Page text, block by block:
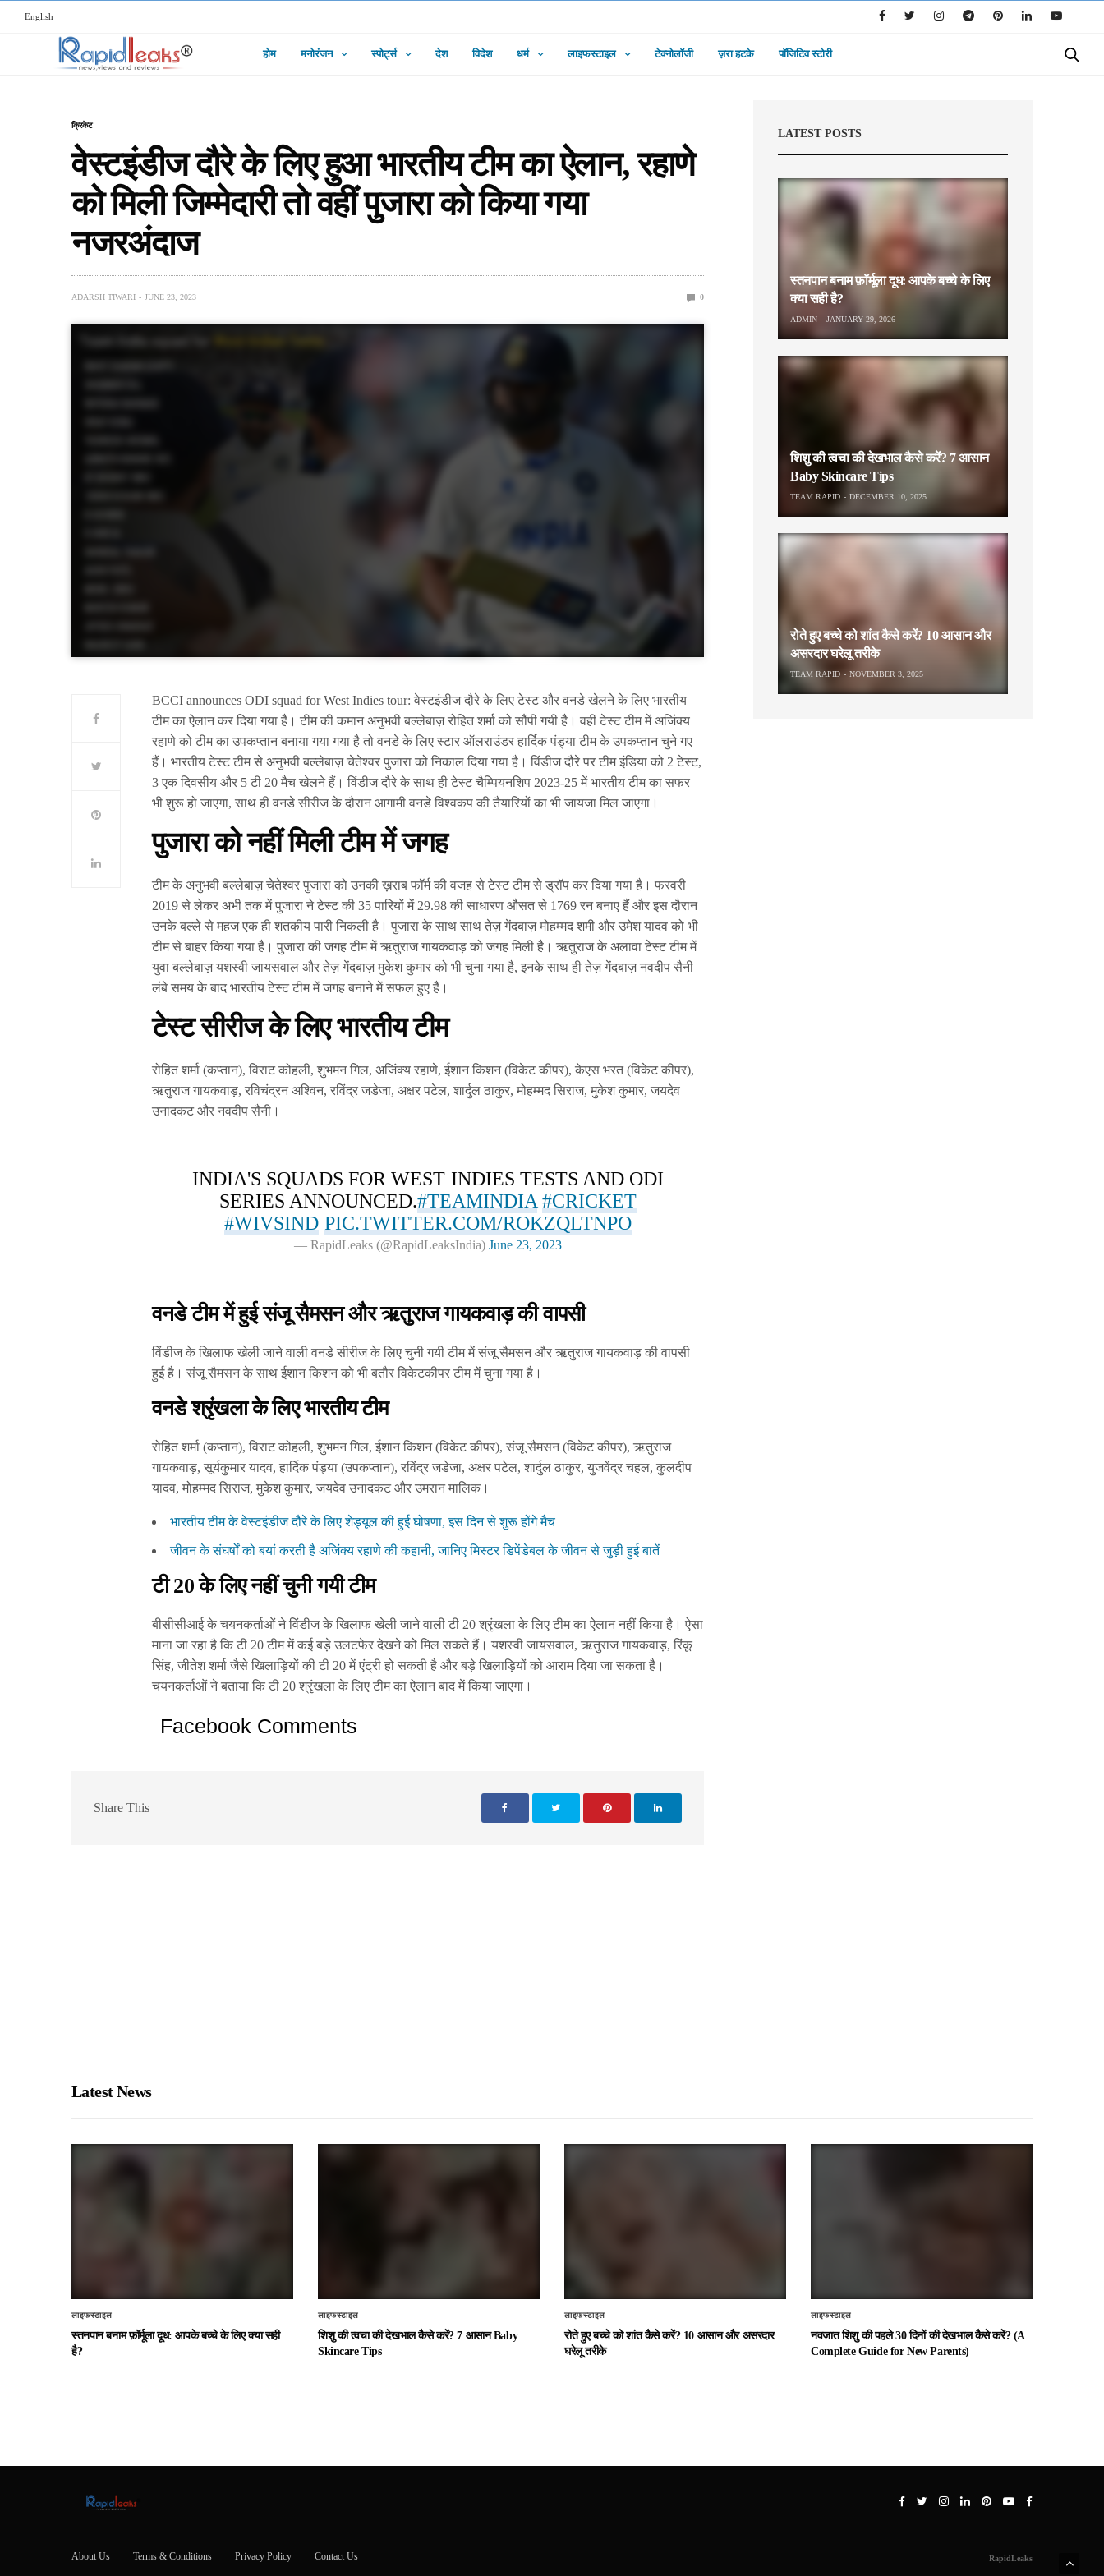
English
होम मनोरंजन स्पोर्ट्स देश विदेश धर्म लाइफस्टाइल टेक्नोलॉजी ज़रा हटके पॉजिटिव स्टोरी
क्रिकेट
वेस्टइंडीज दौरे के लिए हुआ भारतीय टीम का ऐलान, रहाणे
को मिली जिम्मेदारी तो वहीं पुजारा को किया गया
नजरअंदाज
ADARSH TIWARI JUNE 23, 2023 0
BCCI announces ODI squad for West Indies tour: वेस्टइंडीज दौरे के लिए टेस्ट और वनडे खेलने के लिए भारतीय
टीम का ऐलान कर दिया गया है। टीम की कमान अनुभवी बल्लेबाज़ रोहित शर्मा को सौंपी गयी है। वहीं टेस्ट टीम में अजिंक्य
रहाणे को टीम का उपकप्तान बनाया गया गया है तो वनडे के लिए स्टार ऑलराउंडर हार्दिक पंड्या टीम के उपकप्तान चुने गए
हैं। भारतीय टेस्ट टीम से अनुभवी बल्लेबाज़ चेतेश्वर पुजारा को निकाल दिया गया है। विंडीज दौरे पर टीम इंडिया को 2 टेस्ट,
3 एक दिवसीय और 5 टी 20 मैच खेलने हैं। विंडीज दौरे के साथ ही टेस्ट चैम्पियनशिप 2023-25 में भारतीय टीम का सफर
भी शुरू हो जाएगा, साथ ही वनडे सीरीज के दौरान आगामी वनडे विश्वकप की तैयारियों का भी जायजा मिल जाएगा।
पुजारा को नहीं मिली टीम में जगह
टीम के अनुभवी बल्लेबाज़ चेतेश्वर पुजारा को उनकी ख़राब फॉर्म की वजह से टेस्ट टीम से ड्रॉप कर दिया गया है। फरवरी
2019 से लेकर अभी तक में पुजारा ने टेस्ट की 35 पारियों में 29.98 की साधारण औसत से 1769 रन बनाए हैं और इस दौरान
उनके बल्ले से महज एक ही शतकीय पारी निकली है। पुजारा के साथ साथ तेज़ गेंदबाज़ मोहम्मद शमी और उमेश यादव को भी
टीम से बाहर किया गया है। पुजारा की जगह टीम में ऋतुराज गायकवाड़ को जगह मिली है। ऋतुराज के अलावा टेस्ट टीम में
युवा बल्लेबाज़ यशस्वी जायसवाल और तेज़ गेंदबाज़ मुकेश कुमार को भी चुना गया है, इनके साथ ही तेज़ गेंदबाज़ नवदीप सैनी
लंबे समय के बाद भारतीय टेस्ट टीम में जगह बनाने में सफल हुए हैं।
टेस्ट सीरीज के लिए भारतीय टीम
रोहित शर्मा (कप्तान), विराट कोहली, शुभमन गिल, अजिंक्य रहाणे, ईशान किशन (विकेट कीपर), केएस भरत (विकेट कीपर),
ऋतुराज गायकवाड़, रविचंद्रन अश्विन, रविंद्र जडेजा, अक्षर पटेल, शार्दुल ठाकुर, मोहम्मद सिराज, मुकेश कुमार, जयदेव
उनादकट और नवदीप सैनी।
INDIA'S SQUADS FOR WEST INDIES TESTS AND ODI
SERIES ANNOUNCED.#TEAMINDIA #CRICKET
#WIVSIND PIC.TWITTER.COM/ROKZQLTNPO
— RapidLeaks (@RapidLeaksIndia) June 23, 2023
वनडे टीम में हुई संजू सैमसन और ऋतुराज गायकवाड़ की वापसी
विंडीज के खिलाफ खेली जाने वाली वनडे सीरीज के लिए चुनी गयी टीम में संजू सैमसन और ऋतुराज गायकवाड़ की वापसी
हुई है। संजू सैमसन के साथ ईशान किशन को भी बतौर विकेटकीपर टीम में चुना गया है।
वनडे श्रृंखला के लिए भारतीय टीम
रोहित शर्मा (कप्तान), विराट कोहली, शुभमन गिल, ईशान किशन (विकेट कीपर), संजू सैमसन (विकेट कीपर), ऋतुराज
गायकवाड़, सूर्यकुमार यादव, हार्दिक पंड्या (उपकप्तान), रविंद्र जडेजा, अक्षर पटेल, शार्दुल ठाकुर, युजवेंद्र चहल, कुलदीप
यादव, मोहम्मद सिराज, मुकेश कुमार, जयदेव उनादकट और उमरान मालिक।
भारतीय टीम के वेस्टइंडीज दौरे के लिए शेड्यूल की हुई घोषणा, इस दिन से शुरू होंगे मैच
जीवन के संघर्षों को बयां करती है अजिंक्य रहाणे की कहानी, जानिए मिस्टर डिपेंडेबल के जीवन से जुड़ी हुई बातें
टी 20 के लिए नहीं चुनी गयी टीम
बीसीसीआई के चयनकर्ताओं ने विंडीज के खिलाफ खेली जाने वाली टी 20 श्रृंखला के लिए टीम का ऐलान नहीं किया है। ऐसा
माना जा रहा है कि टी 20 टीम में कई बड़े उलटफेर देखने को मिल सकते हैं। यशस्वी जायसवाल, ऋतुराज गायकवाड़, रिंकू
सिंह, जीतेश शर्मा जैसे खिलाड़ियों की टी 20 में एंट्री हो सकती है और बड़े खिलाड़ियों को आराम दिया जा सकता है।
चयनकर्ताओं ने बताया कि टी 20 श्रृंखला के लिए टीम का ऐलान बाद में किया जाएगा।
Facebook Comments
Share This
LATEST POSTS
स्तनपान बनाम फ़ॉर्मूला दूध: आपके बच्चे के लिए
क्या सही है?
ADMIN JANUARY 29, 2026
शिशु की त्वचा की देखभाल कैसे करें? 7 आसान
Baby Skincare Tips
TEAM RAPID DECEMBER 10, 2025
रोते हुए बच्चे को शांत कैसे करें? 10 आसान और
असरदार घरेलू तरीके
TEAM RAPID NOVEMBER 3, 2025
Latest News
लाइफस्टाइल
स्तनपान बनाम फ़ॉर्मूला दूध: आपके बच्चे के लिए क्या सही
है?
लाइफस्टाइल
शिशु की त्वचा की देखभाल कैसे करें? 7 आसान Baby
Skincare Tips
लाइफस्टाइल
रोते हुए बच्चे को शांत कैसे करें? 10 आसान और असरदार
घरेलू तरीके
लाइफस्टाइल
नवजात शिशु की पहले 30 दिनों की देखभाल कैसे करें? (A
Complete Guide for New Parents)
About Us Terms & Conditions Privacy Policy Contact Us RapidLeaks